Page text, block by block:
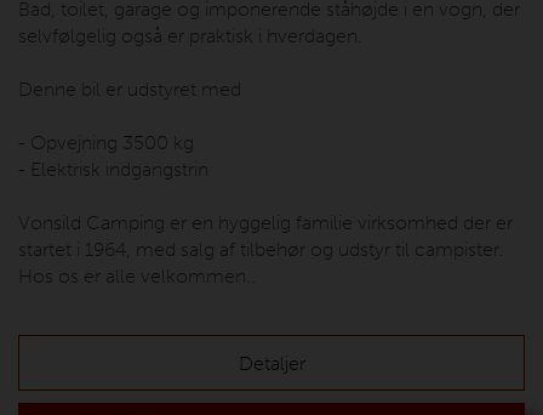
Bad, toilet, garage og imponerende ståhøjde i en vogn, der
selvfølgelig også er praktisk i hverdagen.
Denne bil er udstyret med
- Opvejning 3500 kg
- Elektrisk indgangstrin
Vonsild Camping er en hyggelig familie virksomhed der er
startet i 1964, med salg af tilbehør og udstyr til campister.
Hos os er alle velkommen..
Detaljer